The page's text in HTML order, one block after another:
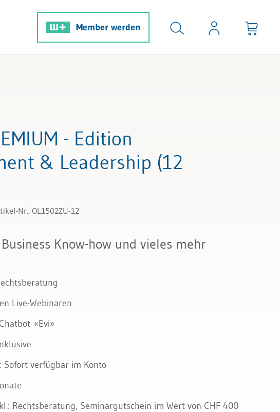
Member werden
- Edition
& Leadership (12
Nr.: OL1502ZU-12
Know-how und vieles mehr
Live-Webinaren
«Evi»
Sofort verfügbar im Konto
Rechtsberatung, Seminargutschein im Wert von CHF 400